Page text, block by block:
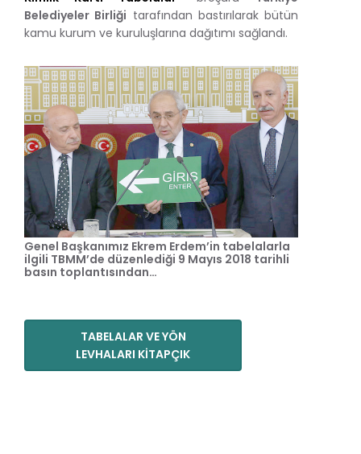
Belediyeler Birliği tarafından bastırılarak bütün
kamu kurum ve kuruluşlarına dağıtımı sağlandı.
Genel Başkanımız Ekrem Erdem’in tabelalarla
ilgili TBMM’de düzenlediği 9 Mayıs 2018 tarihli
basın toplantısından…
TABELALAR VE YÖN
LEVHALARI KİTAPÇIK